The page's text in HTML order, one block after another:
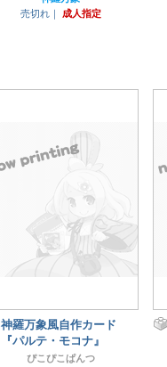
売切れ｜
成人指定
神羅万象風自作カード
『パルテ・モコナ』
ぴこぴこぱんつ